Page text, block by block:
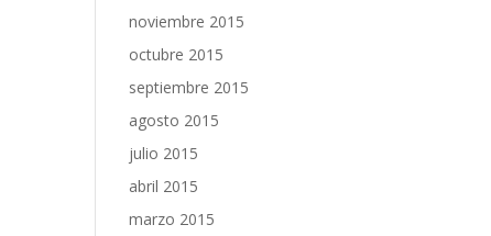
noviembre 2015
octubre 2015
septiembre 2015
agosto 2015
julio 2015
abril 2015
marzo 2015